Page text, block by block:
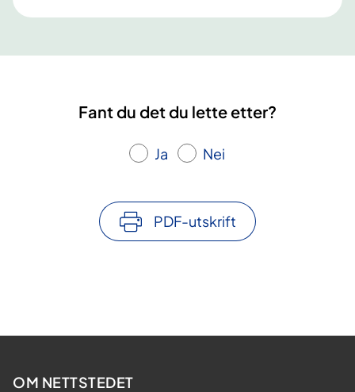
Fant du det du lette etter?
Ja Nei
PDF-utskrift
OM NETTSTEDET